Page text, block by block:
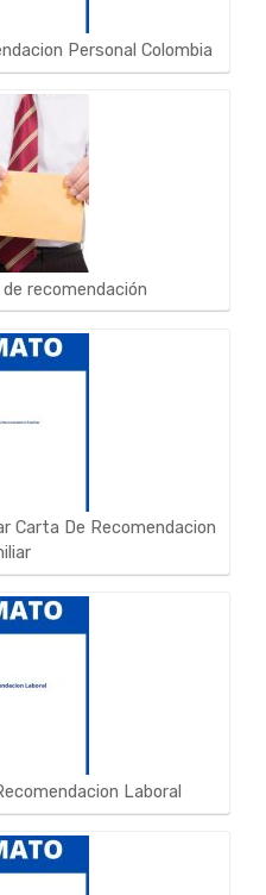
Personal Colombia
recomendación
Carta De Recomendacion
Laboral